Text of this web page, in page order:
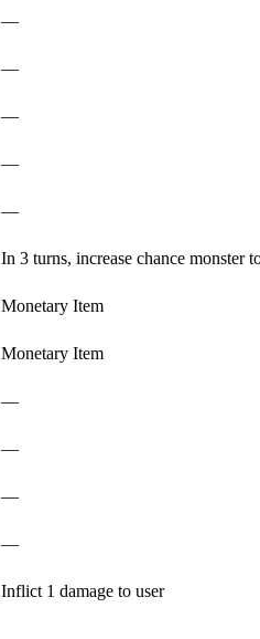
—
—
—
—
—
In 3 turns, increase chance monster
Monetary Item
Monetary Item
—
—
—
—
Inflict 1 damage to user